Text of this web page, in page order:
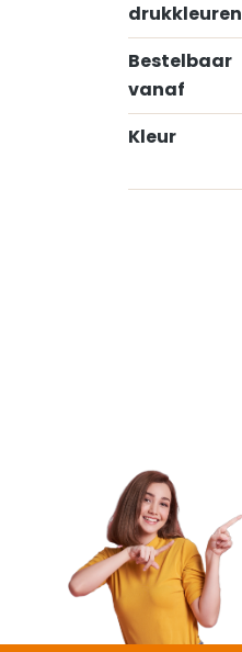
drukkleuren
Bestelbaar
vanaf
Kleur